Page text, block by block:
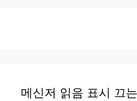
메신저 읽음 표시 끄